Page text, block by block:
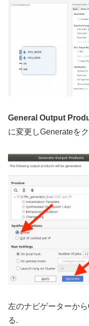
General Output
に変更しGenerateを
左のナビゲーターから
る.